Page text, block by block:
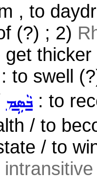
, to
(?) ; 2)
get
: to swell
ܒܵܣܹܡ: to
/ to
/ to